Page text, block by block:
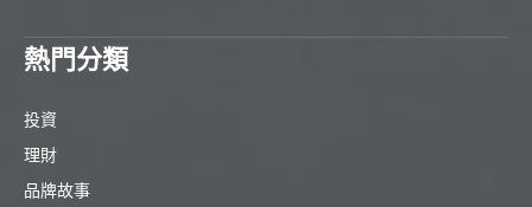
熱門分類
投資
理財
品牌故事